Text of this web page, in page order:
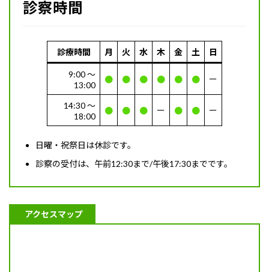
診察時間
診療時間 月 火 水 木 金 土 日
9:00 〜
13:00
● ● ● ● ● ● ー
14:30 〜
18:00
● ● ● ー ● ● ー
日曜・祝祭日は休診です。
診察の受付は、午前12:30まで/午後17:30までです。
アクセスマップ